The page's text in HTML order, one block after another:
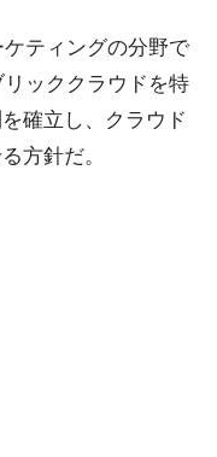
ティングの分野で
ッククラウドを特
確立し、クラウド
方針だ。